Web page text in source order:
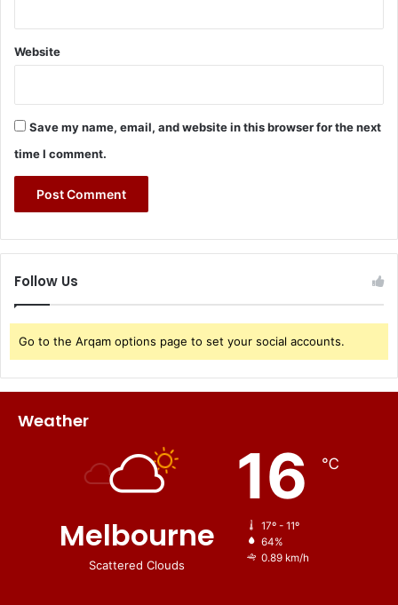
Website
Save my name, email, and website in this browser for the next
time I comment.
Follow Us
Go to the Arqam options page to set your social accounts.
Weather
Melbourne
Scattered Clouds
16 ℃
17º - 11º
64%
0.89 km/h